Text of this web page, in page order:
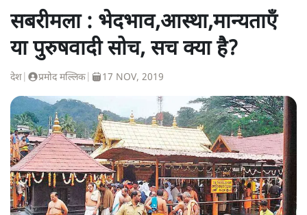
सबरीमला : भेदभाव,आस्था,मान्यताएँ
या पुरुषवादी सोच, सच क्या है?
देश प्रमोद मल्लिक 17 NOV, 2019